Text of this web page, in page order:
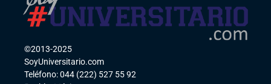
©2013-2025
SoyUniversitario.com
Teléfono: 044 (222) 527 55 92